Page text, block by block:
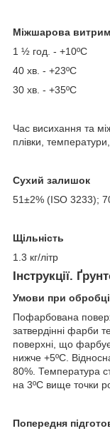
Міжшарова
1 ½ год. - +10ºС
40 хв. - +23ºС
30 хв. - +35ºС
Час висихання та
плівки, температури,
Сухий залишок
51±2% (ISO 3233);
Щільність
1.3 кг/літр
Інструкції.
Умови при обробці
Пофарбована
затвердінні фарби
поверхні, що
нижче +5ºС.
80%. Температура
на 3ºС вище точки
Попередня